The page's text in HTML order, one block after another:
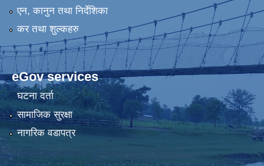
एन, कानुन तथा निर्देशिका
कर तथा शुल्कहरु
eGov services
घटना दर्ता
सामाजिक सुरक्षा
नागरिक वडापत्र